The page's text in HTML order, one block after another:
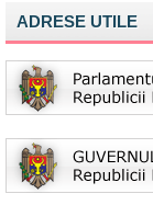
ADRESE UTILE